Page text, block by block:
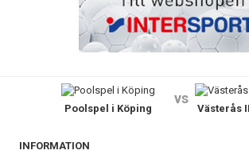
DOKUMENT
Poolspel i Köping
vs
Västerås
INFORMATION